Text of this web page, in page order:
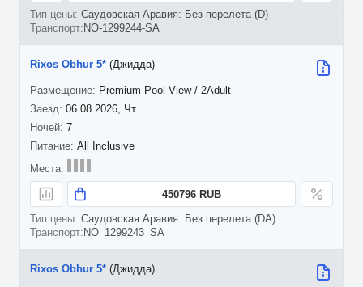
Саудовская Аравия: Без перелета (D)
NO-1299244-SA
06.08.2026, Чт
7
Rixos Obhur 5* (Джидда)
Premium Pool View / 2Adult
All Inclusive
450796 RUB
Саудовская Аравия: Без перелета (DA)
NO_1299243_SA
Rixos Obhur 5* (Джидда)